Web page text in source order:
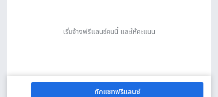
เริ่มจ้างฟรีแลนซ์คนนี้ และให้คะแนน
ทักแชทฟรีแลนซ์